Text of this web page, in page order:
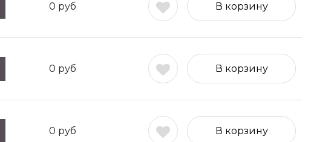
0 руб В корзину
0 руб В корзину
0 руб В корзину